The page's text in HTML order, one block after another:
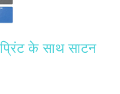
के साथ साटन